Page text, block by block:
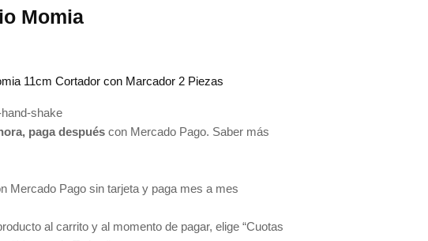
Momia
11cm Cortador con Marcador 2 Piezas
paga despuéscon Mercado Pago. Saber más
Mercado Pago sin tarjeta y paga mes a mes
al carrito y al momento de pagar, elige “Cuotas